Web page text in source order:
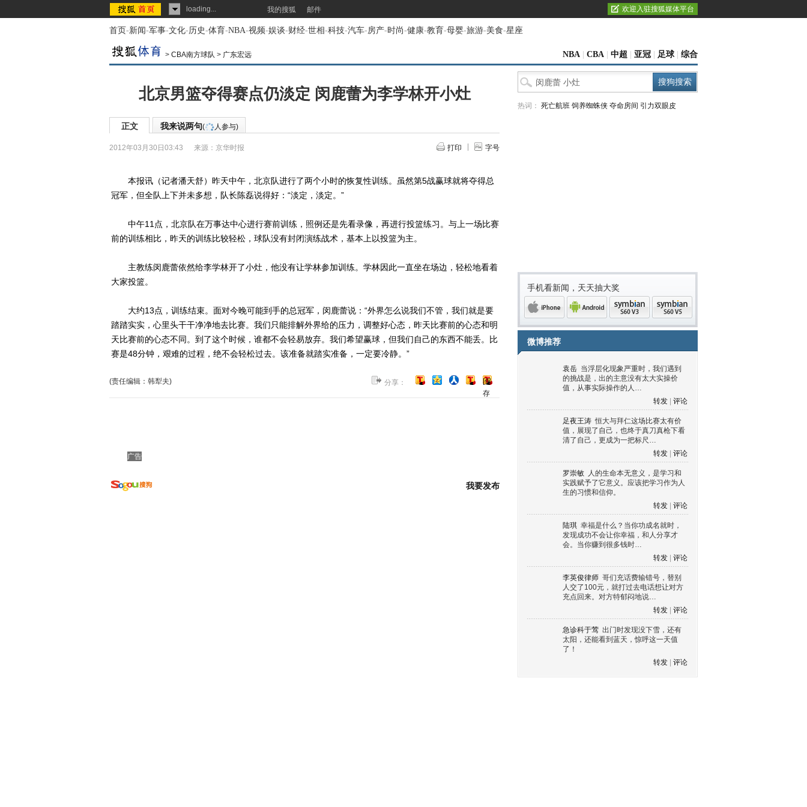
loading... 我的搜狐 邮件 欢迎入驻搜狐媒体平台
首页-新闻-军事-文化-历史-体育-NBA-视频-娱谈-财经-世相-科技-汽车-房产-时尚-健康-教育-母婴-旅游-美食-星座
> CBA南方球队 > 广东宏远 NBA CBA 中超 亚冠 足球 综合
北京男篮夺得赛点仍淡定 闵鹿蕾为李学林开小灶
正文 我来说两句( 人参与)
2012年03月30日03:43 来源： 京华时报 打印 字号
本报讯（记者潘天舒）昨天中午，北京队进行了两个小时的恢复性训练。虽然第5战赢球就将夺得总
冠军，但全队上下并未多想，队长陈磊说得好：“淡定，淡定。”
中午11点，北京队在万事达中心进行赛前训练，照例还是先看录像，再进行投篮练习。与上一场比赛
前的训练相比，昨天的训练比较轻松，球队没有封闭演练战术，基本上以投篮为主。
主教练闵鹿蕾依然给李学林开了小灶，他没有让学林参加训练。学林因此一直坐在场边，轻松地看着
大家投篮。
大约13点，训练结束。面对今晚可能到手的总冠军，闵鹿蕾说：“外界怎么说我们不管，我们就是要
踏踏实实，心里头干干净净地去比赛。我们只能排解外界给的压力，调整好心态，昨天比赛前的心态和明
天比赛前的心态不同。到了这个时候，谁都不会轻易放弃。我们希望赢球，但我们自己的东西不能丢。比
赛是48分钟，艰难的过程，绝不会轻松过去。该准备就踏实准备，一定要冷静。”
(责任编辑：韩犁夫) 分享：
[保
存
广告
我要发布
热词： 死亡航班 饲养蜘蛛侠 夺命房间 引力双眼皮
手机看新闻，天天抽大奖
Android symbian
微博推荐
袁岳 当浮层化现象严重时，我们遇到
的挑战是，出的主意没有太大实操价
值，从事实际操作的人…
转发
评论
足夜王涛 恒大与拜仁这场比赛太有价
值，展现了自己，也终于真刀真枪下看
清了自己，更成为一把标尺…
转发
评论
罗崇敏 人的生命本无意义，是学习和
实践赋予了它意义。应该把学习作为人
生的习惯和信仰。
转发
评论
陆琪 幸福是什么？当你功成名就时，
发现成功不会让你幸福，和人分享才
会。当你赚到很多钱时…
转发
评论
李英俊律师 哥们充话费输错号，替别
人交了100元，就打过去电话想让对方
充点回来。对方特郁闷地说…
转发
评论
急诊科于莺 出门时发现没下雪，还有
太阳，还能看到蓝天，惊呼这一天值
了！
转发
评论